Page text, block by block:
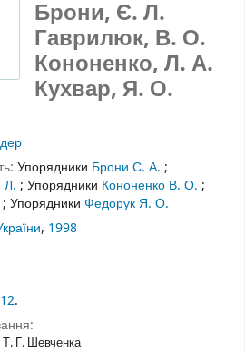
Брони, Є. Л.
Гаврилюк, В. О.
Кононенко, Л. А.
Кухвар, Я. О.
Упорядники Брони С. А. ;
Л. ; Упорядники Кононенко В. О. ;
; Упорядники Федорук Я. О.
, 1998
.
Т. Г. Шевченка